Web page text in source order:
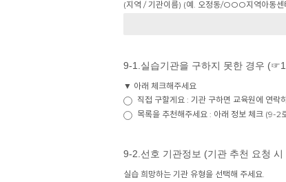
(지역 / 기관이름) (예. 오정동/OOO지역아동센
9-1.실습기관을 구하지 못한 경우
▼ 아래 체크해주세요
직접 구할게요 : 기관 구하면 교육원에 연락
목록을 추천해주세요 : 아래 정보 체크 (9-2
9-2.선호 기관정보 (기관 추천 요청 시
실습 희망하는 기관 유형을 선택해 주세요.